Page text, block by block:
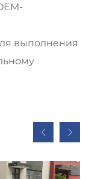
выполнения